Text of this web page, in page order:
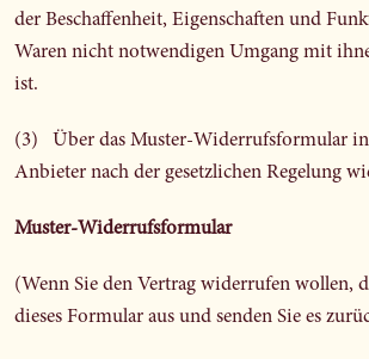
der Beschaffenheit, Eigenschaften und
Waren nicht notwendigen Umgang mit
ist.
(3) Über das Muster-Widerrufsformular
Anbieter nach der gesetzlichen Regelung
Muster-Widerrufsformular
(Wenn Sie den Vertrag widerrufen wollen,
dieses Formular aus und senden Sie es